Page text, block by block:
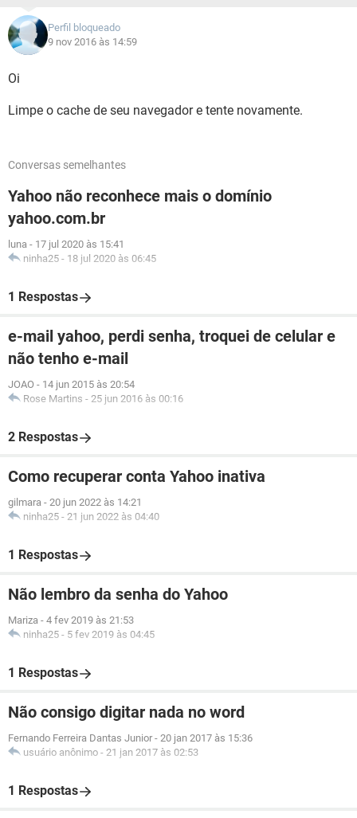
Perfil bloqueado
9 nov 2016 às 14:59
Oi
Limpe o cache de seu navegador e tente novamente.
Conversas semelhantes
Yahoo não reconhece mais o domínio
yahoo.com.br
luna - 17 jul 2020 às 15:41
ninha25 - 18 jul 2020 às 06:45
1 Respostas
e-mail yahoo, perdi senha, troquei de celular e
não tenho e-mail
JOAO - 14 jun 2015 às 20:54
Rose Martins - 25 jun 2016 às 00:16
2 Respostas
Como recuperar conta Yahoo inativa
gilmara - 20 jun 2022 às 14:21
ninha25 - 21 jun 2022 às 04:40
1 Respostas
Não lembro da senha do Yahoo
Mariza - 4 fev 2019 às 21:53
ninha25 - 5 fev 2019 às 04:45
1 Respostas
Não consigo digitar nada no word
Fernando Ferreira Dantas Junior - 20 jan 2017 às 15:36
usuário anônimo - 21 jan 2017 às 02:53
1 Respostas